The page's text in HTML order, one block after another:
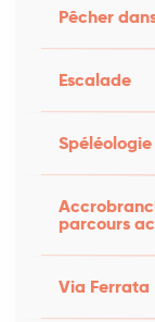
Pêcher
Escalade
Spéléologie
parcours
Via Ferrata